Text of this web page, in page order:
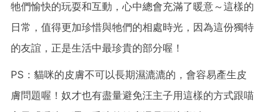
牠們愉快的玩耍和互動，心中總會充滿了暖意～這樣的
日常，值得更加珍惜與牠們的相處時光，因為這份獨特
的友誼，正是生活中最珍貴的部分喔！
PS：貓咪的皮膚不可以長期濕漉漉的，會容易產生皮
膚問題喔！奴才也有盡量避免汪主子用這樣的方式跟喵